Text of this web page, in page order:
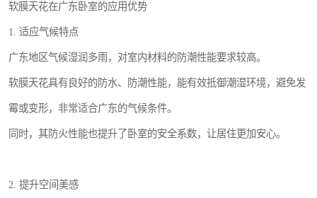
软膜天花在广东卧室的应用优势
1. 适应气候特点
广东地区气候湿润多雨，对室内材料的防潮性能要求较高。
软膜天花具有良好的防水、防潮性能，能有效抵御潮湿环境，避免发
霉或变形，非常适合广东的气候条件。
同时，其防火性能也提升了卧室的安全系数，让居住更加安心。
2. 提升空间美感